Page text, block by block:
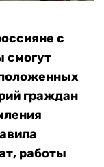
с
смогут
граждан
работы